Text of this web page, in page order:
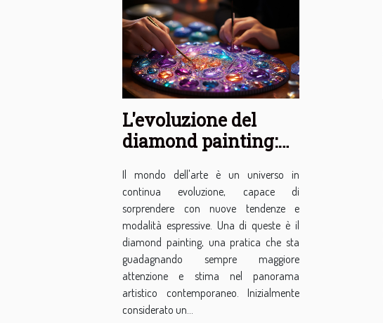
L'evoluzione del
diamond painting:
tendenza artistica
moderna
Il mondo dell'arte è un universo in
continua evoluzione, capace di
sorprendere con nuove tendenze e
modalità espressive. Una di queste è il
diamond painting, una pratica che sta
guadagnando sempre maggiore
attenzione e stima nel panorama
artistico contemporaneo. Inizialmente
considerato un...